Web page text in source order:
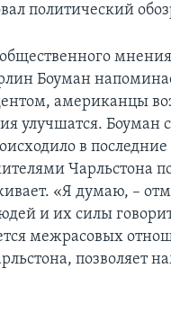
политический
Боуман
американцы
улучшатся. Боуман
в последние
Чарльстона
«Я думаю, –
и их силы
межрасовых
позволяет